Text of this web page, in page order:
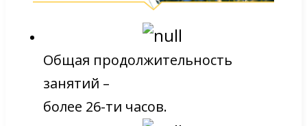
Общая продолжительность
занятий –
более 26-ти часов.